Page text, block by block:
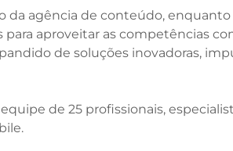
da agência de conteúdo,
para aproveitar as competências
de soluções inovadoras,
de 25 profissionais,